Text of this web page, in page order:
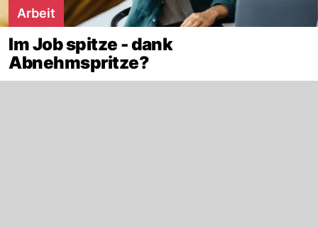
Arbeit
Im Job spitze - dank
Abnehmspritze?